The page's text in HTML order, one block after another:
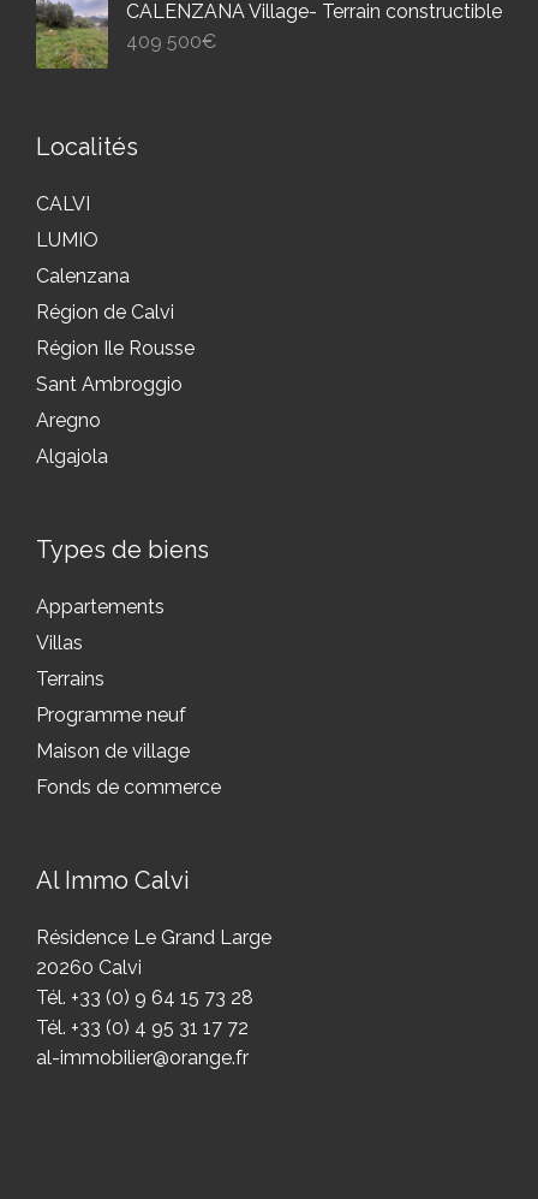
CALENZANA Village- Terrain constructible
409 500€
Localités
CALVI
LUMIO
Calenzana
Région de Calvi
Région Ile Rousse
Sant Ambroggio
Aregno
Algajola
Types de biens
Appartements
Villas
Terrains
Programme neuf
Maison de village
Fonds de commerce
Al Immo Calvi
Résidence Le Grand Large
20260 Calvi
Tél. +33 (0) 9 64 15 73 28
Tél. +33 (0) 4 95 31 17 72
al-immobilier@orange.fr